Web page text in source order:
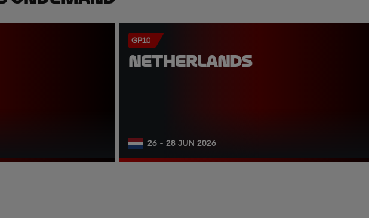
GP10
NETHERLANDS
26 - 28 JUN 2026